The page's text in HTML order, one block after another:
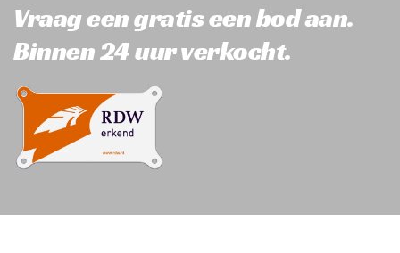
Vraag een gratis een bod aan.
Binnen 24 uur verkocht.